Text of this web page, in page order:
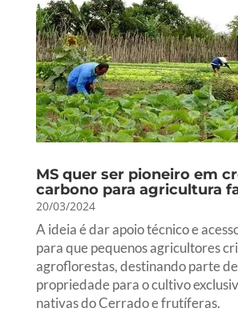
MS quer ser pioneiro em
carbono para agricultura
20/03/2024
A ideia é dar apoio técnico e
para que pequenos agricultores
agroflorestas, destinando parte
propriedade para o cultivo
nativas do Cerrado e frutíferas.